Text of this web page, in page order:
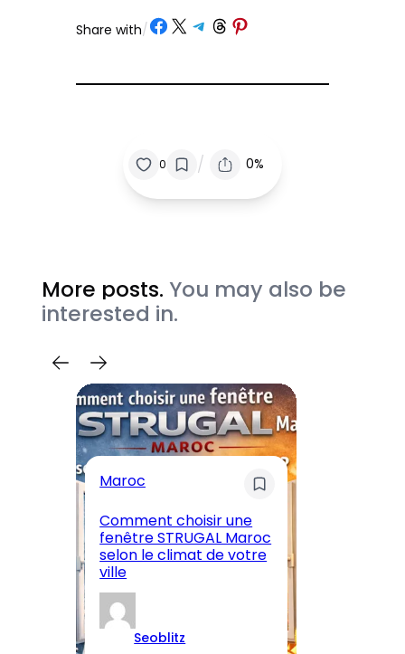
Share with/ Partager sur Facebook
Partager sur X Partager sur Telegram
Partager sur Threads
Partager sur Pinterest
0 / 0%
More posts. You may also be
interested in.
Maroc
Comment choisir une
fenêtre STRUGAL Maroc
selon le climat de votre
ville
Seoblitz